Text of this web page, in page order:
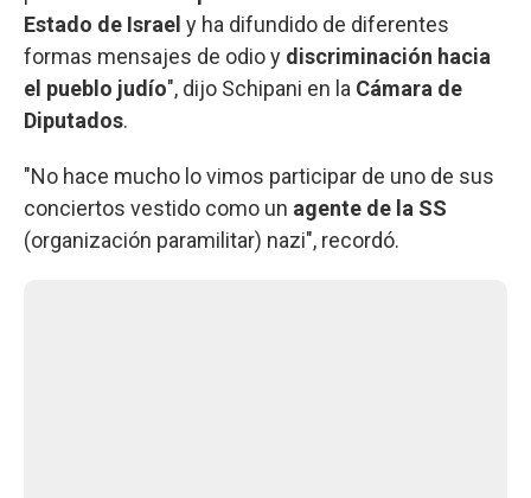
Estado de Israel y ha difundido de diferentes
formas mensajes de odio y discriminación hacia
el pueblo judío", dijo Schipani en la Cámara de
Diputados.
"No hace mucho lo vimos participar de uno de sus
conciertos vestido como un agente de la SS
(organización paramilitar) nazi", recordó.